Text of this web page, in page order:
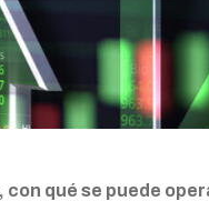
qué se puede